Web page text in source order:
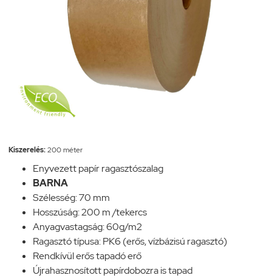
Kiszerelés:200 méter
Enyvezett papír ragasztószalag
BARNA
Szélesség: 70 mm
Hosszúság: 200 m /tekercs
Anyagvastagság: 60g/m2
Ragasztó típusa: PK6 (erős, vízbázisú ragasztó)
Rendkívül erős tapadó erő
Újrahasznosított papírdobozra is tapad